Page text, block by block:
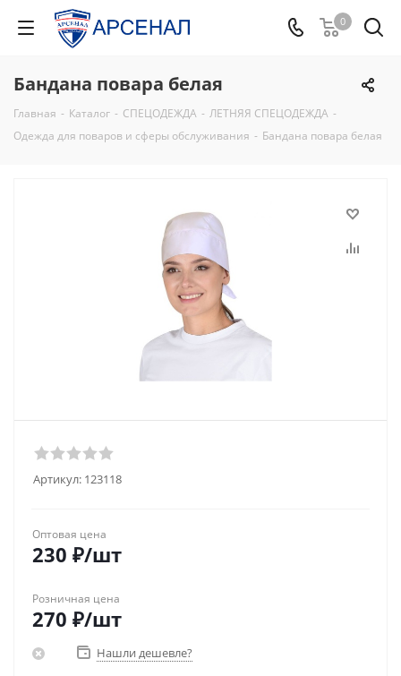
0
Бандана повара белая
Главная - Каталог - СПЕЦОДЕЖДА - ЛЕТНЯЯ СПЕЦОДЕЖДА -
Одежда для поваров и сферы обслуживания - Бандана повара белая
Артикул: 123118
Оптовая цена
230 ₽/шт
Розничная цена
270 ₽/шт
Нашли дешевле?